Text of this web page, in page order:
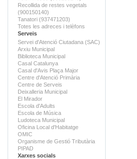
Recollida de restes vegetals
(900150140)
Tanatori (937471203)
Totes les adreces i telèfons
Serveis
Servei d'Atenció Ciutadana (SAC)
Arxiu Municipal
Biblioteca Municipal
Casal Catalunya
Casal d'Avis Plaça Major
Centre d'Atenció Primària
Centre de Serveis
Deixalleria Municipal
El Mirador
Escola d'Adults
Escola de Música
Ludoteca Municipal
Oficina Local d'Habitatge
OMIC
Organisme de Gestió Tributària
PIPAD
Xarxes socials